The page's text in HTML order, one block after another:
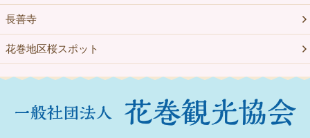
長善寺
花巻地区桜スポット